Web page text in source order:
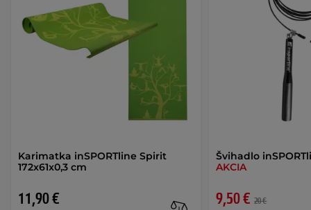
Karimatka inSPORTline Spirit
172x61x0,3 cm
11,90 €
Švihadlo
AKCIA
9,50 € 20 €